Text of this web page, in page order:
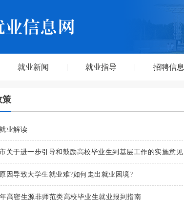
就业新闻 就业指导 招聘信息
策
业解读
关于进一步引导和鼓励高校毕业生到基层工作的实施意见
因导致大学生就业难?如何走出就业困境?
高密生源非师范类高校毕业生就业报到指南